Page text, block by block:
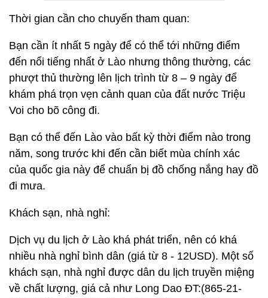
Thời gian cần cho chuyến tham quan:
Bạn cần ít nhất 5 ngày để có thể tới những điểm
đến nổi tiếng nhất ở Lào nhưng thông thường, các
phượt thủ thường lên lịch trình từ 8 – 9 ngày để
khám phá trọn vẹn cảnh quan của đất nước Triệu
Voi cho bõ công đi.
Bạn có thể đến Lào vào bất kỳ thời điểm nào trong
năm, song trước khi đến cần biết mùa chính xác
của quốc gia này để chuẩn bị đồ chống nắng hay đồ
đi mưa.
Khách sạn, nhà nghỉ:
Dịch vụ du lịch ở Lào khá phát triển, nên có khá
nhiều nhà nghỉ bình dân (giá từ 8 - 12USD). Một số
khách sạn, nhà nghỉ được dân du lịch truyền miệng
về chất lượng, giá cả như Long Dao ĐT:(865-21-